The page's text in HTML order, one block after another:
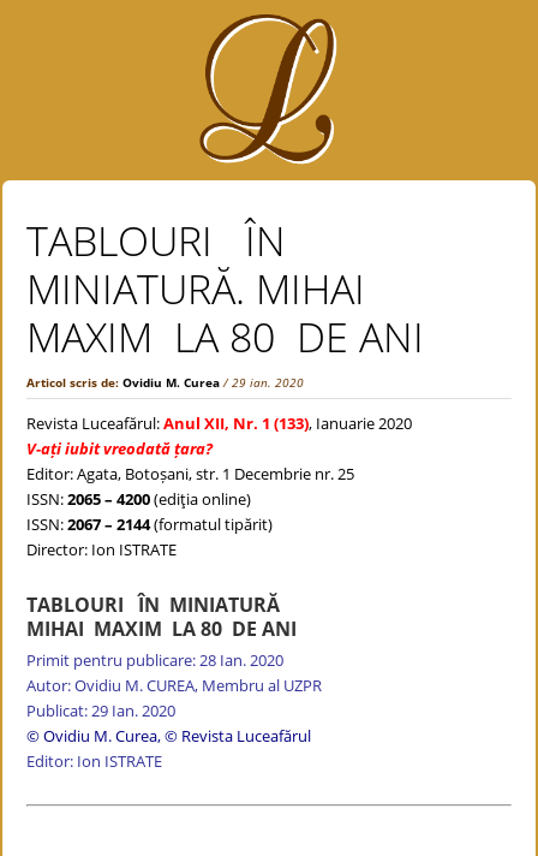
TABLOURI ÎN
MINIATURĂ. MIHAI
MAXIM LA 80 DE ANI
Articol scris de:Ovidiu M. Curea / 29 ian. 2020
Revista Luceafărul:Anul XII, Nr. 1 (133), Ianuarie 2020
V-ați iubit vreodată țara?
Editor: Agata, Botoșani, str. 1 Decembrie nr. 25
ISSN:2065 – 4200(ediţia online)
ISSN:2067 – 2144(formatul tipărit)
Director: Ion ISTRATE
TABLOURI ÎN MINIATURĂ
MIHAI MAXIM LA 80 DE ANI
Primit pentru publicare: 28 Ian. 2020
Autor: Ovidiu M. CUREA, Membru al UZPR
Publicat: 29 Ian. 2020
© Ovidiu M. Curea,© Revista Luceafărul
Editor: Ion ISTRATE